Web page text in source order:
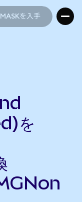
を入手
を